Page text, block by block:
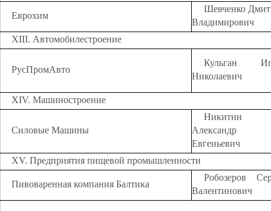
Еврохим
Шевченко
Владимирович
XIII. Автомобилестроение
РусПромАвто
Кульган
Николаевич
XIV. Машиностроение
Силовые Машины
Никитин
Александр
Евгеньевич
XV. Предприятия пищевой промышленности
Пивоваренная компания Балтика
Робозеров
Валентинович